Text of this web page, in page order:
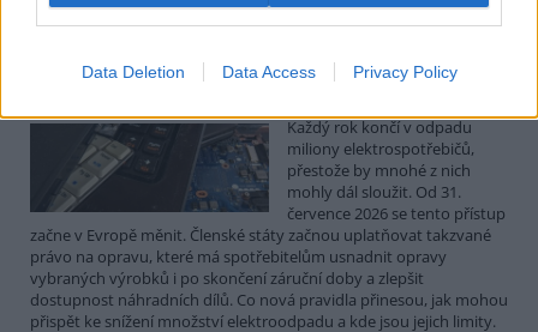
Data Deletion Data Access Privacy Policy
31.7.2026
Každý rok končí v odpadu
miliony elektrospotřebičů,
přestože by mnohé z nich
mohly dál sloužit. Od 31.
července 2026 se tento přístup
začne v Evropě měnit. Členské státy začnou uplatňovat takzvané
právo na opravu, které má spotřebitelům usnadnit opravy
vybraných výrobků i po skončení záruční doby a zlepšit
dostupnost náhradních dílů. Co nová pravidla přinesou, jak mohou
přispět ke snížení množství elektroodpadu a kde jsou jejich limity.